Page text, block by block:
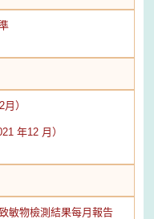
）
年12 月）
敏物檢測結果每月報告